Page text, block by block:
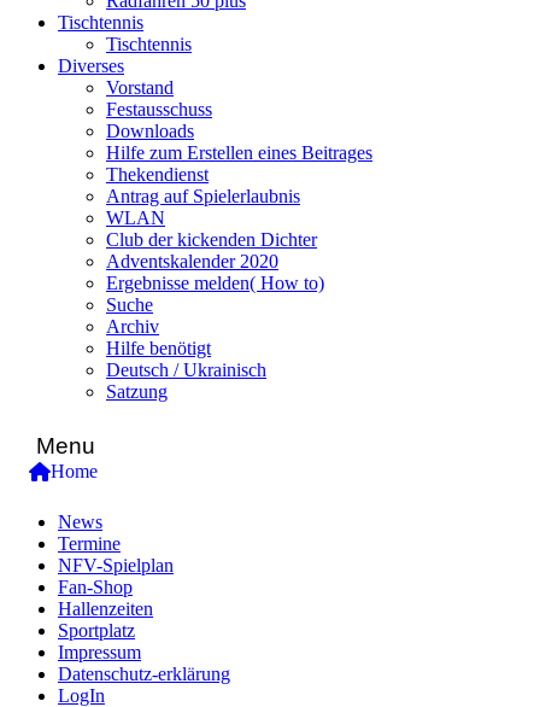
Tischtennis
Tischtennis
Diverses
Vorstand
Festausschuss
Downloads
Hilfe zum Erstellen eines Beitrages
Thekendienst
Antrag auf Spielerlaubnis
WLAN
Club der kickenden Dichter
Adventskalender 2020
Ergebnisse melden( How to)
Suche
Archiv
Hilfe benötigt
Deutsch / Ukrainisch
Satzung
Menu
Home
News
Termine
NFV-Spielplan
Fan-Shop
Hallenzeiten
Sportplatz
Impressum
Datenschutz-erklärung
LogIn